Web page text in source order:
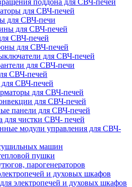
поддона для СВЧ-печей
для СВЧ-печей
для СВЧ-печи
для СВЧ-печей
СВЧ-печей
для СВЧ-печей
для СВЧ-печей
для СВЧ-печи
СВЧ-печей
для СВЧ-печей
для СВЧ-печей
для СВЧ-печей
панели для СВЧ-печей
для чистки СВЧ- печей
модули управления для СВЧ-
машин
пушки
парогенераторов
и духовых шкафов
электропечей и духовых шкафов